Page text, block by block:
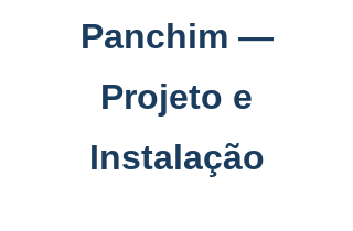
Panchim —
Projeto e
Instalação